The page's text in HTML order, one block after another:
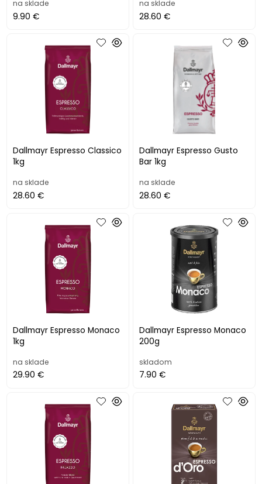
na sklade
9.90 €
na sklade
28.60 €
Dallmayr Espresso Classico
1kg
na sklade
28.60 €
Dallmayr Espresso Gusto
Bar 1kg
na sklade
28.60 €
Dallmayr Espresso Monaco
1kg
na sklade
29.90 €
Dallmayr Espresso Monaco
200g
skladom
7.90 €